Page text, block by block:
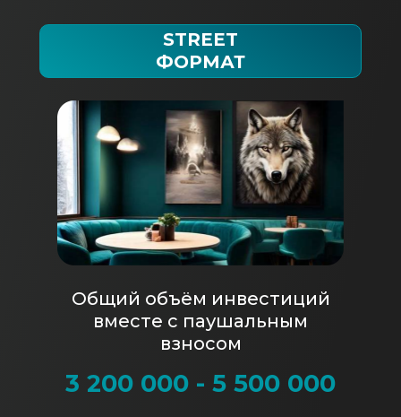
Общий объём инвестиций
вместе с паушальным
взносом
3 200 000 - 5 500 000
STREET
ФОРМАТ